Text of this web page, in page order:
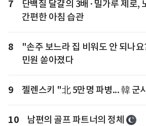
7
단백질 달걀의 3배·밀가루 제로,
간편한 아침 습관
8
"손주 보느라 집 비워도 안 되나
민원 쏟아졌다
9 젤렌스키 "北 5만명 파병... 韓 군
10 남편의 골프 파트너의 정체